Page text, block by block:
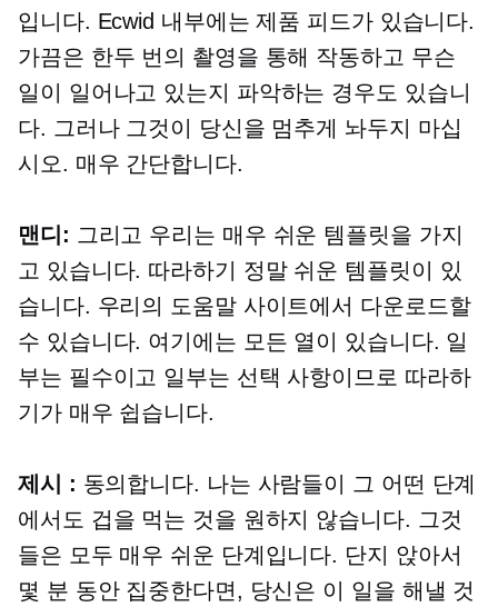
입니다. Ecwid 내부에는 제품 피드가 있습니다.
가끔은 한두 번의 촬영을 통해 작동하고 무슨
일이 일어나고 있는지 파악하는 경우도 있습니
다. 그러나 그것이 당신을 멈추게 놔두지 마십
시오. 매우 간단합니다.
맨디: 그리고 우리는 매우 쉬운 템플릿을 가지
고 있습니다. 따라하기 정말 쉬운 템플릿이 있
습니다. 우리의 도움말 사이트에서 다운로드할
수 있습니다. 여기에는 모든 열이 있습니다. 일
부는 필수이고 일부는 선택 사항이므로 따라하
기가 매우 쉽습니다.
제시 : 동의합니다. 나는 사람들이 그 어떤 단계
에서도 겁을 먹는 것을 원하지 않습니다. 그것
들은 모두 매우 쉬운 단계입니다. 단지 앉아서
몇 분 동안 집중한다면, 당신은 이 일을 해낼 것